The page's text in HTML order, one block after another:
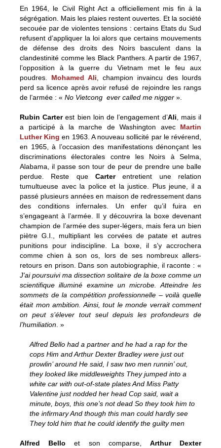
En 1964, le Civil Right Act a officiellement mis fin à la
ségrégation. Mais les plaies restent ouvertes. Et la société
secouée par de violentes tensions : certains Etats du Sud
refusent d’appliquer la loi alors que certains mouvements
de défense des droits des Noirs basculent dans la
clandestinité comme les Black Panthers. A partir de 1967,
l’opposition à la guerre du Vietnam met le feu aux
poudres. Mohamed Ali, champion invaincu des lourds
perd sa licence après avoir refusé de rejoindre les rangs
de l’armée : « No Vietcong ever called me nigger ».
Rubin Carterest bien loin de l’engagement d’Ali, mais il
a participé à la marche de Washington avec Martin
Luther King en 1963. A nouveau sollicité par le révérend,
en 1965, à l’occasion des manifestations dénonçant les
discriminations électorales contre les Noirs à Selma,
Alabama, il passe son tour de peur de prendre une balle
perdue. Reste que Carterentretient une relation
tumultueuse avec la police et la justice. Plus jeune, il a
passé plusieurs années en maison de redressement dans
des conditions infernales. Un enfer qu’il fuira en
s’engageant à l’armée. Il y découvrira la boxe devenant
champion de l’armée des super-légers, mais fera un bien
piètre G.I., multipliant les corvées de patate et autres
punitions pour indiscipline. La boxe, il s’y accrochera
comme chien à son os, lors de ses nombreux allers-
retours en prison. Dans son autobiographie, il raconte : «
J’ai poursuivi ma dissection solitaire de la boxe comme un
scientifique illuminé examine un microbe. Atteindre les
sommets de la compétition professionnelle – voilà quelle
était mon ambition. Ainsi, tout le monde verrait comment
on peut s’élever tout seul depuis les profondeurs de
l’humiliation. »
Alfred Bello had a partner and he had a rap for the
cops Him and Arthur Dexter Bradley were just out
prowlin’ around He said, I saw two men runnin’ out,
they looked like middleweights They jumped into a
white car with out-of-state plates And Miss Patty
Valentine just nodded her head Cop said, wait a
minute, boys, this one’s not dead So they took him to
the infirmary And though this man could hardly see
They told him that he could identify the guilty men
Alfred Bello et son comparse, Arthur Dexter